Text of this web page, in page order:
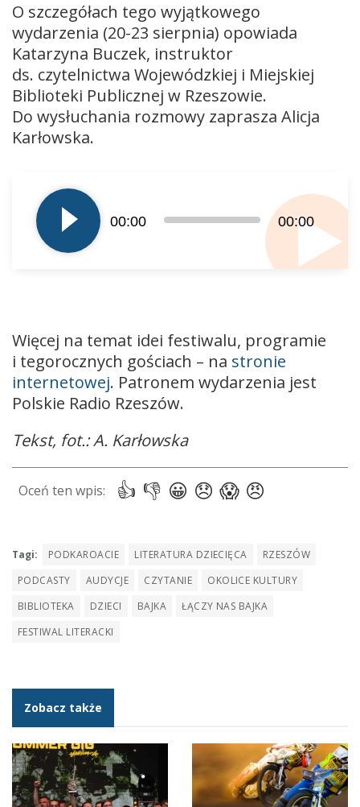
O szczegółach tego wyjątkowego
wydarzenia (20-23 sierpnia) opowiada
Katarzyna Buczek, instruktor
ds. czytelnictwa Wojewódzkiej i Miejskiej
Biblioteki Publicznej w Rzeszowie.
Do wysłuchania rozmowy zaprasza Alicja
Karłowska.
plików
dźwiękowych
00:00 00:00
Więcej na temat idei festiwalu, programie
i tegorocznych gościach – na stronie
internetowej. Patronem wydarzenia jest
Polskie Radio Rzeszów.
Tekst, fot.: A. Karłowska
Tagi: PODKAROACIE LITERATURA DZIECIĘCA
RZESZÓW
PODCASTY
AUDYCJE CZYTANIE
OKOLICE KULTURY
BIBLIOTEKA
DZIECI BAJKA
ŁĄCZY NAS BAJKA
FESTIWAL LITERACKI
Zobacz także